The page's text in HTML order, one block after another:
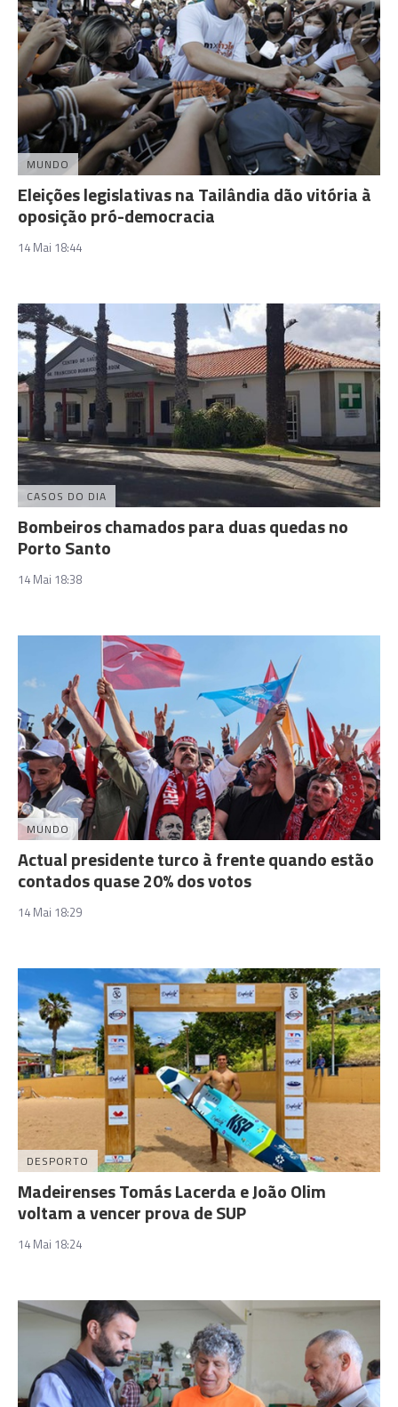
MUNDO
Eleições legislativas na Tailândia dão vitória à
oposição pró-democracia
14 Mai 18:44
CASOS DO DIA
Bombeiros chamados para duas quedas no
Porto Santo
14 Mai 18:38
MUNDO
Actual presidente turco à frente quando estão
contados quase 20% dos votos
14 Mai 18:29
DESPORTO
Madeirenses Tomás Lacerda e João Olim
voltam a vencer prova de SUP
14 Mai 18:24